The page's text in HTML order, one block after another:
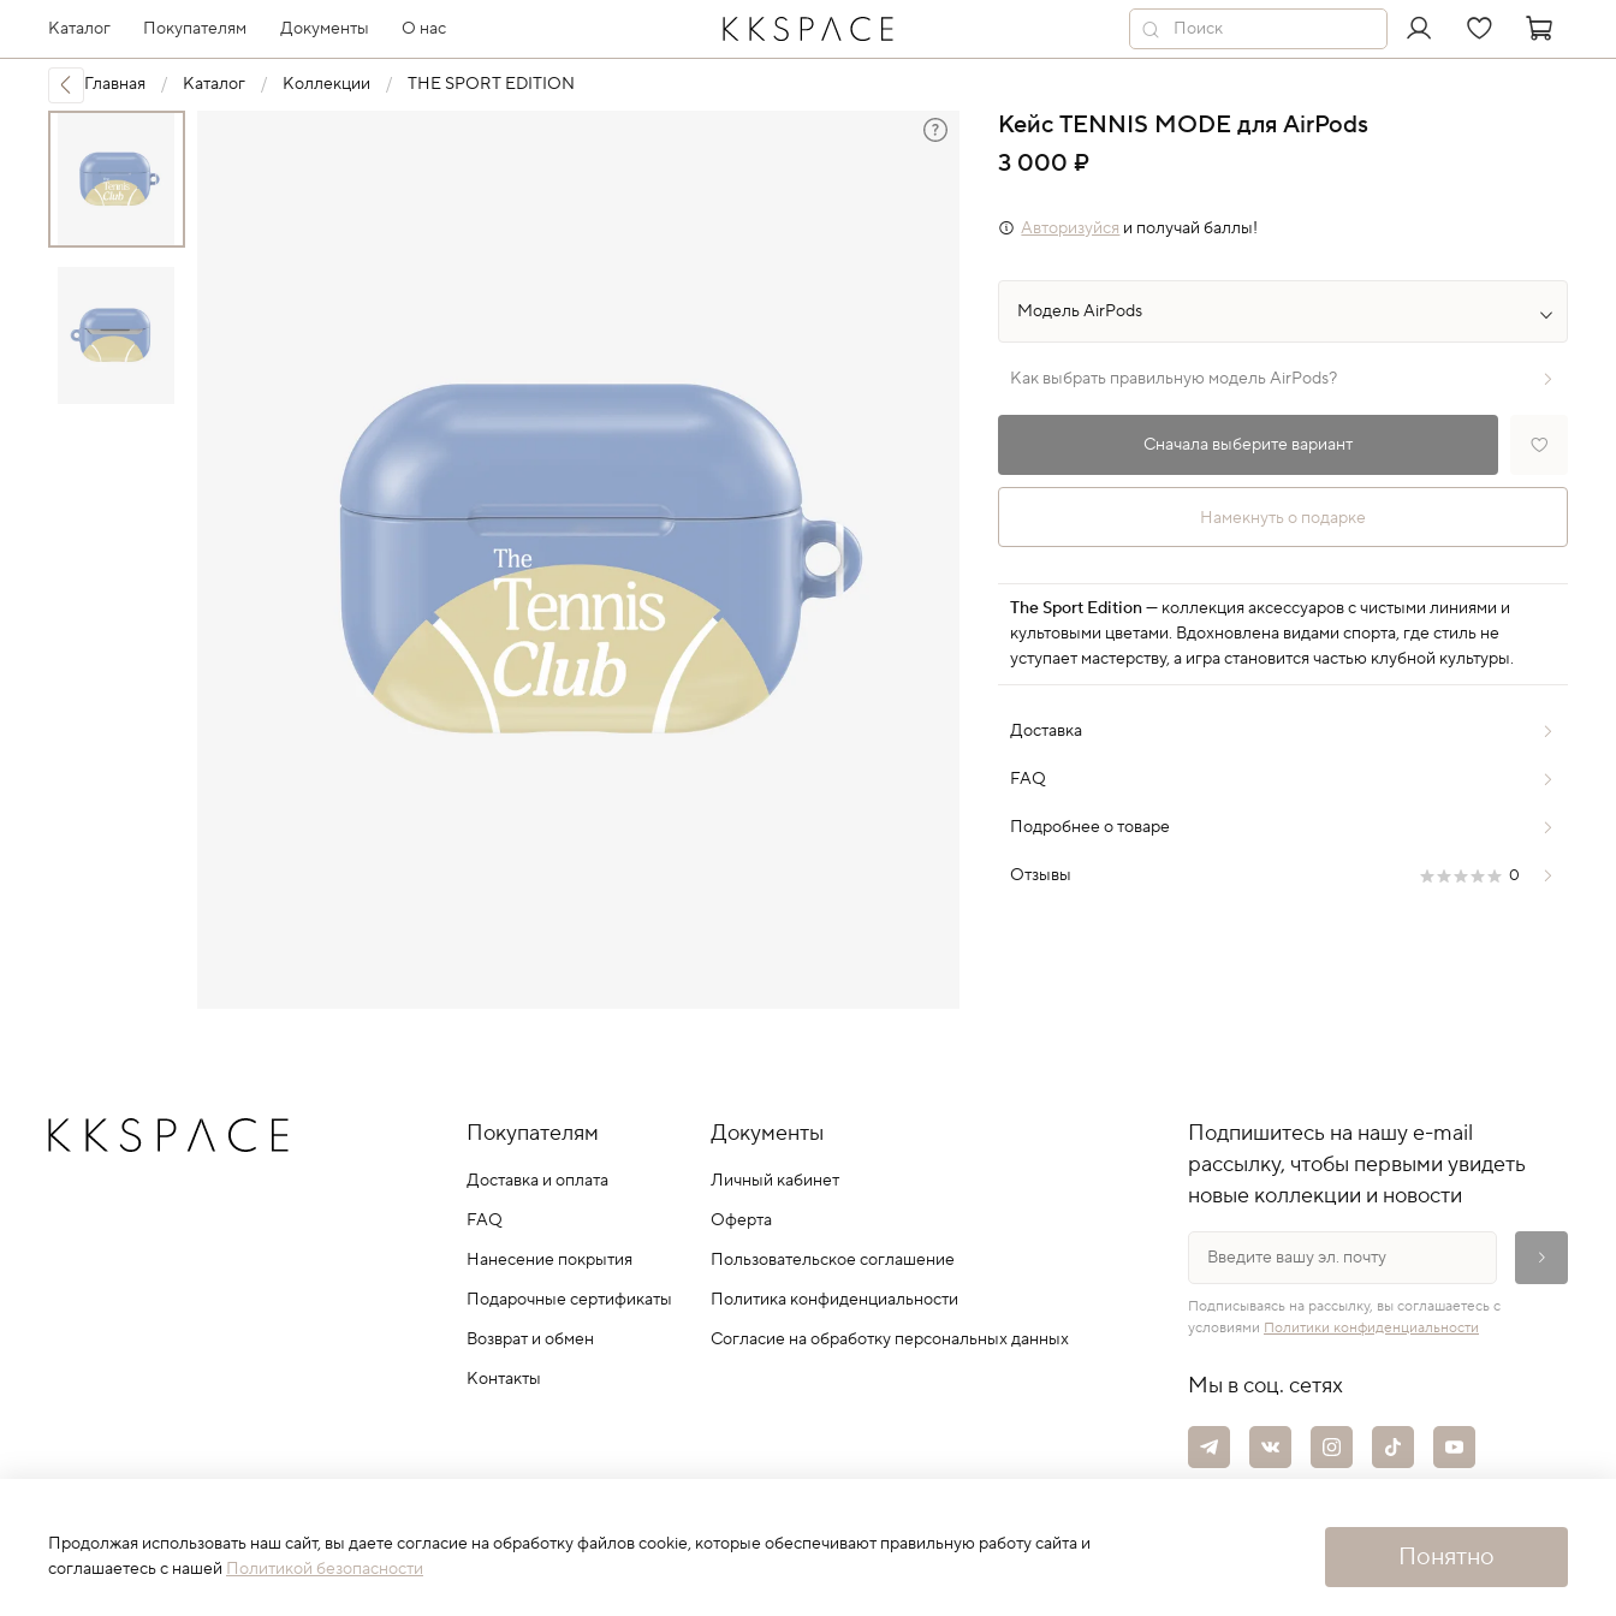
Каталог Покупателям Документы О нас
Главная Каталог Коллекции THE SPORT EDITION
Кейс TENNIS MODE для AirPods
3 000 ₽
Авторизуйся и получай баллы!
Сначала выберите вариант
Как выбрать правильную модель AirPods?
Намекнуть о подарке
The Sport Edition— коллекция аксессуаров с чистыми линиями и
культовыми цветами. Вдохновлена видами спорта, где стиль не
уступает мастерству, а игра становится частью клубной культуры.
Доставка
FAQ
Подробнее о товаре
Отзывы 0
Покупателям
Доставка и оплата
FAQ
Нанесение покрытия
Подарочные сертификаты
Возврат и обмен
Контакты
Документы
Личный кабинет
Оферта
Пользовательское соглашение
Политика конфиденциальности
Согласие на обработку персональных данных
Подпишитесь на нашу e-mail
рассылку, чтобы первыми увидеть
новые коллекции и новости
Подписываясь на рассылку, вы соглашаетесь с
условиями Политики конфиденциальности
Мы в соц. сетях
ИП Белов Кирилл Александрович
ОГРНИП: 319112100019302 ИНН: 110603262069
Продолжая использовать наш сайт, вы даете согласие на обработку файлов cookie, которые обеспечивают правильную работу сайта и
соглашаетесь с нашей Политикой безопасности Понятно